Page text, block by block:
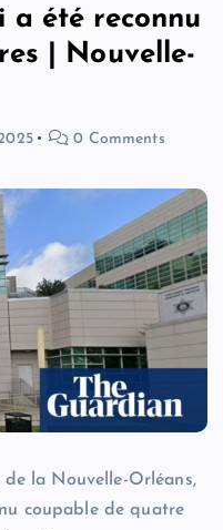
a été reconnu
| Nouvelle-
0 Comments
la Nouvelle-Orléans,
coupable de quatre